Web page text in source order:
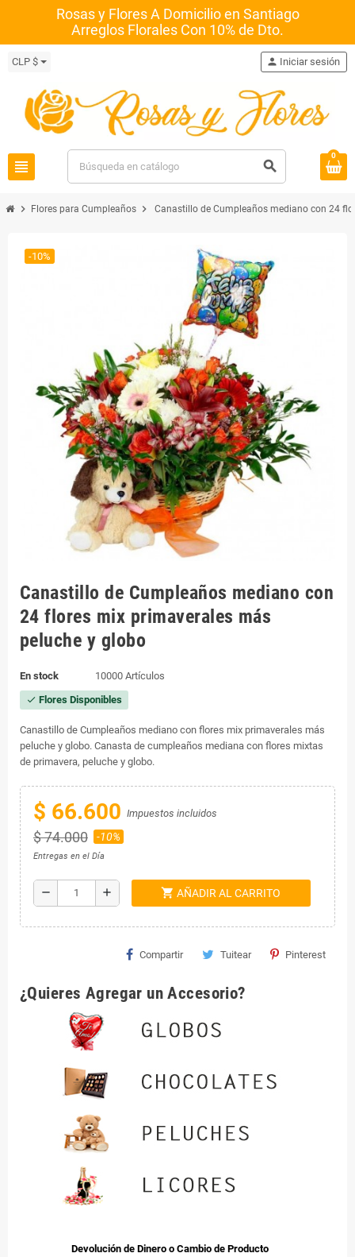
Rosas y Flores A Domicilio en Santiago
Arreglos Florales Con 10% de Dto.
CLP $
view_headline search
person Iniciar sesión
0
chevron_right Flores para Cumpleaños chevron_right Canastillo de Cumpleaños mediano con 24
-10%
Canastillo de Cumpleaños mediano con
24 flores mix primaverales más
peluche y globo
En stock 10000 Artículos
check Flores Disponibles
Canastillo de Cumpleaños mediano con flores mix primaverales más
peluche y globo. Canasta de cumpleaños mediana con flores mixtas
de primavera, peluche y globo.
$ 66.600 Impuestos incluidos
$ 74.000 -10%
Entregas en el Día
remove add shopping_cart AÑADIR AL CARRITO
Compartir Tuitear Pinterest
¿Quieres Agregar un Accesorio?
Devolución de Dinero o Cambio de Producto